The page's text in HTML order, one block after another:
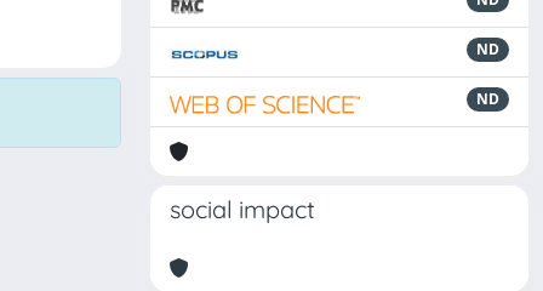
ND
ND
social impact